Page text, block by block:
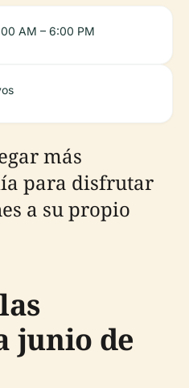
AM – 6:00 PM
más
para disfrutar
a su propio
junio de